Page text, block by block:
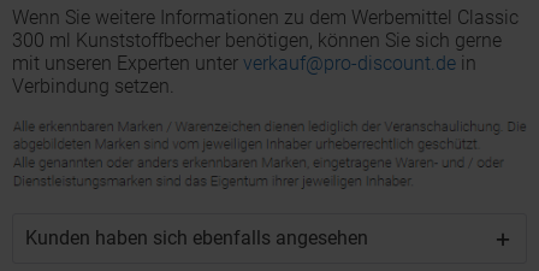
Wenn Sie weitere Informationen zu dem Werbemittel Classic
300 ml Kunststoffbecher benötigen, können Sie sich gerne
mit unseren Experten unter verkauf@pro-discount.de in
Verbindung setzen.
Kunden haben sich ebenfalls angesehen